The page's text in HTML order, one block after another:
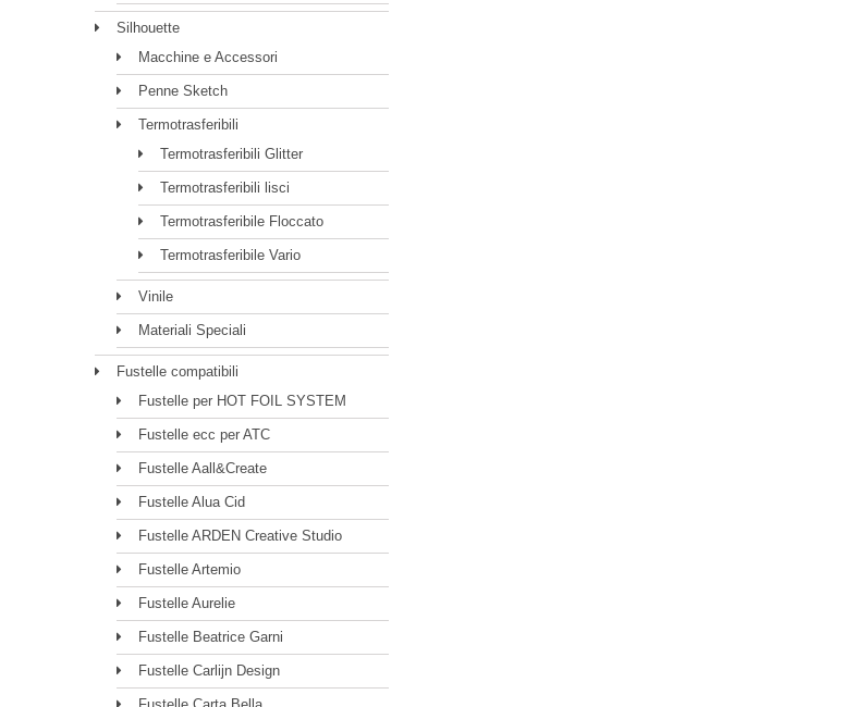
Silhouette
Macchine e Accessori
Penne Sketch
Termotrasferibili
Termotrasferibili Glitter
Termotrasferibili lisci
Termotrasferibile Floccato
Termotrasferibile Vario
Vinile
Materiali Speciali
Fustelle compatibili
Fustelle per HOT FOIL SYSTEM
Fustelle ecc per ATC
Fustelle Aall&Create
Fustelle Alua Cid
Fustelle ARDEN Creative Studio
Fustelle Artemio
Fustelle Aurelie
Fustelle Beatrice Garni
Fustelle Carlijn Design